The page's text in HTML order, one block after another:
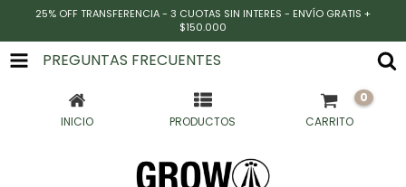
25% OFF TRANSFERENCIA - 3 CUOTAS SIN INTERES - ENVÍO GRATIS +
$150.000
PREGUNTAS FRECUENTES
INICIO PRODUCTOS CARRITO
0